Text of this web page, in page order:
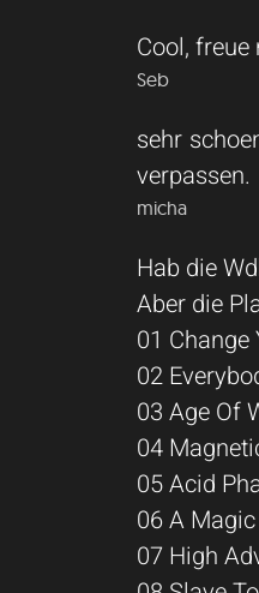
Cool,
Seb
sehr
verpassen.
micha
Hab die
Aber die
01 Change
02
03 Age Of
04
05 Acid
06 A
07 High